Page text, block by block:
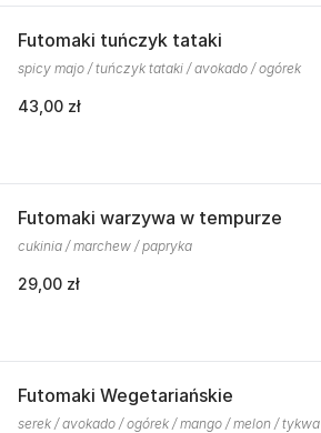
Futomaki tuńczyk tataki
spicy majo / tuńczyk tataki / avokado / ogórek
43,00 zł
Futomaki warzywa w tempurze
cukinia / marchew / papryka
29,00 zł
Futomaki Wegetariańskie
serek / avokado / ogórek / mango / melon / tykwa